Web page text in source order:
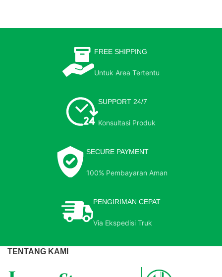
FREE SHIPPING
Untuk Area Tertentu
SUPPORT 24/7
Konsultasi Produk
SECURE PAYMENT
100% Pembayaran Aman
PENGIRIMAN CEPAT
Via Ekspedisi Truk
TENTANG KAMI